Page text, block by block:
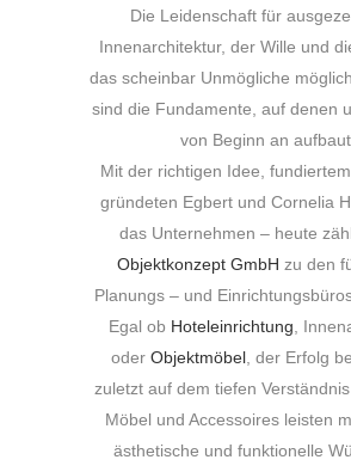
Die Leidenschaft für
Innenarchitektur, der Wille und
das scheinbar Unmögliche
sind die Fundamente, auf denen
von Beginn an aufbaut.
Mit der richtigen Idee,
gründeten Egbert und Cornelia
das Unternehmen – heute
Objektkonzept GmbH zu den
Planungs – und
Egal ob Hoteleinrichtung ,
oder Objektmöbel , der Erfolg
zuletzt auf dem tiefen
Möbel und Accessoires leisten
ästhetische und funktionelle